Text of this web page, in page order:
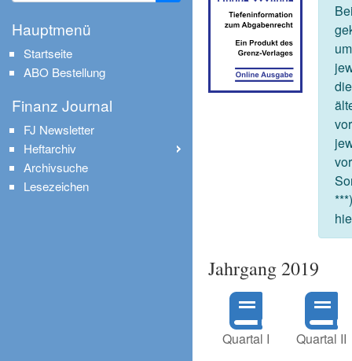
Jahrgang 2019
Quartal I Quartal II
Hauptmenü
Startseite
ABO Bestellung
Finanz Journal
FJ Newsletter
Heftarchiv
Archivsuche
Lesezeichen